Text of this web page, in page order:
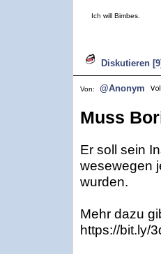
Ich will Bimbes.
Diskutieren [9]
Von: @Anonym
Muss
Er soll sein
wesewegen
wurden.
Mehr dazu
https://bit.ly/